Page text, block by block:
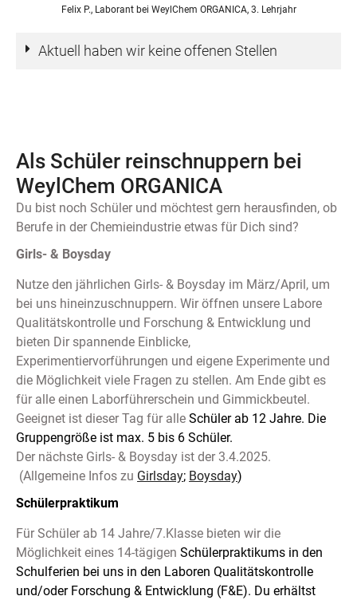
Felix P., Laborant bei WeylChem ORGANICA, 3. Lehrjahr
Aktuell haben wir keine offenen Stellen
Als Schüler reinschnuppern bei
WeylChem ORGANICA
Du bist noch Schüler und möchtest gern herausfinden, ob
Berufe in der Chemieindustrie etwas für Dich sind?
Girls- & Boysday
Nutze den jährlichen Girls- & Boysday im März/April, um
bei uns hineinzuschnuppern. Wir öffnen unsere Labore
Qualitätskontrolle und Forschung & Entwicklung und
bieten Dir spannende Einblicke,
Experimentiervorführungen und eigene Experimente und
die Möglichkeit viele Fragen zu stellen. Am Ende gibt es
für alle einen Laborführerschein und Gimmickbeutel.
Geeignet ist dieser Tag für alle Schüler ab 12 Jahre. Die
Gruppengröße ist max. 5 bis 6 Schüler.
Der nächste Girls- & Boysday ist der 3.4.2025.
(Allgemeine Infos zu Girlsday; Boysday)
Schülerpraktikum
Für Schüler ab 14 Jahre/7.Klasse bieten wir die
Möglichkeit eines 14-tägigen Schülerpraktikums in den
Schulferien bei uns in den Laboren Qualitätskontrolle
und/oder Forschung & Entwicklung (F&E). Du erhältst